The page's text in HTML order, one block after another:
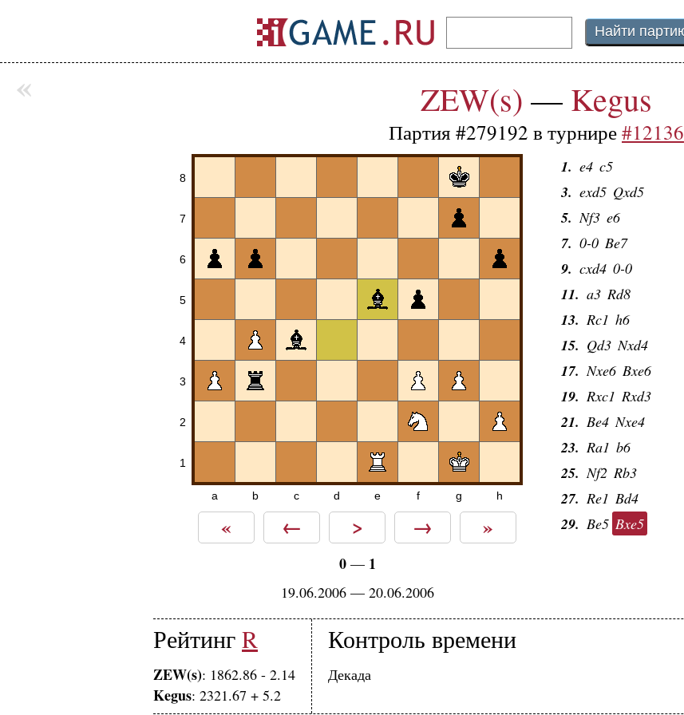
ZEW(s) — Kegus
Партия #279192 в турнире#12136
8
7
6
5
4
3
2
1
a b c d e f g h
« ← > → »
0— 1
19.06.2006 — 20.06.2006
1. e4 c5
3. exd5 Qxd5
5. Nf3 e6
7. 0-0 Be7
9. cxd4 0-0
11. a3 Rd8
13. Rc1 h6
15. Qd3 Nxd4
17. Nxe6 Bxe6
19. Rxc1 Rxd3
21. Be4 Nxe4
23. Ra1 b6
25. Nf2 Rb3
27. Re1 Bd4
29. Be5 Bxe5
Рейтинг R
ZEW(s): 1862.86 - 2.14
Kegus: 2321.67 + 5.2
Контроль времени
Декада
«